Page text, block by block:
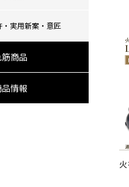
・実用新案・意匠
商品
情報